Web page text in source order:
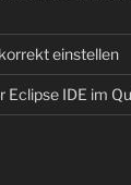
einstellen
Eclipse IDE im